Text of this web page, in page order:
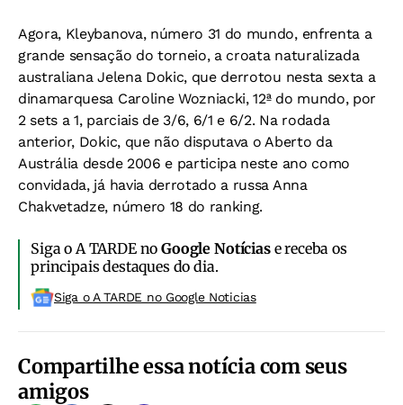
Agora, Kleybanova, número 31 do mundo, enfrenta a
grande sensação do torneio, a croata naturalizada
australiana Jelena Dokic, que derrotou nesta sexta a
dinamarquesa Caroline Wozniacki, 12ª do mundo, por
2 sets a 1, parciais de 3/6, 6/1 e 6/2. Na rodada
anterior, Dokic, que não disputava o Aberto da
Austrália desde 2006 e participa neste ano como
convidada, já havia derrotado a russa Anna
Chakvetadze, número 18 do ranking.
Siga o A TARDE noGoogle Notíciase receba os
principais destaques do dia.
Siga o A TARDE no Google Noticias
Compartilhe essa notícia com seus
amigos